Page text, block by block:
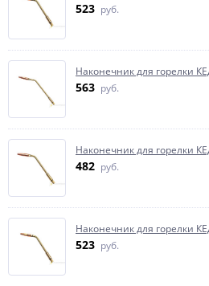
523 руб.
Наконечник для горелки
563 руб.
Наконечник для горелки
482 руб.
Наконечник для горелки
523 руб.